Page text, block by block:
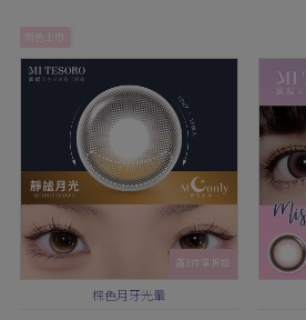
滿3件享折扣
棕色月牙光暈